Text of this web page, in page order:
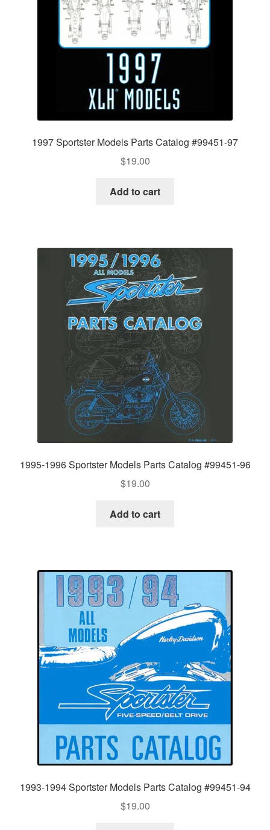
1997 Sportster Models Parts Catalog #99451-97
$19.00
Add to cart
1995-1996 Sportster Models Parts Catalog #99451-96
$19.00
Add to cart
1993-1994 Sportster Models Parts Catalog #99451-94
$19.00